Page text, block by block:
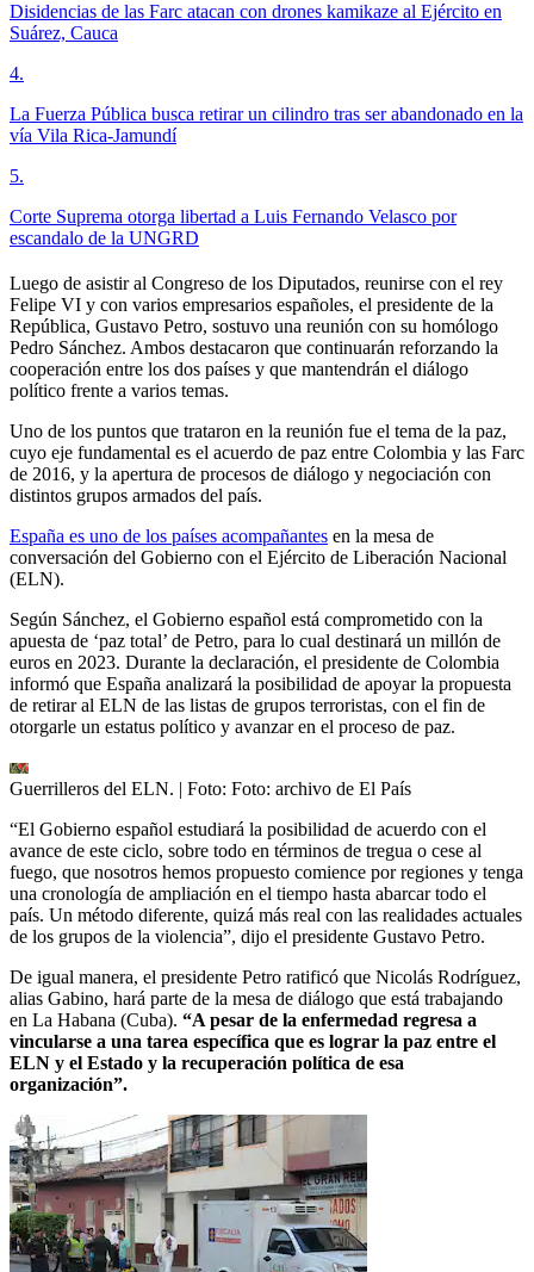
Disidencias de las Farc atacan con drones kamikaze al Ejército en
Suárez, Cauca
4.
La Fuerza Pública busca retirar un cilindro tras ser abandonado en la
vía Vila Rica-Jamundí
5.
Corte Suprema otorga libertad a Luis Fernando Velasco por
escandalo de la UNGRD
Luego de asistir al Congreso de los Diputados, reunirse con el rey
Felipe VI y con varios empresarios españoles, el presidente de la
República, Gustavo Petro, sostuvo una reunión con su homólogo
Pedro Sánchez. Ambos destacaron que continuarán reforzando la
cooperación entre los dos países y que mantendrán el diálogo
político frente a varios temas.
Uno de los puntos que trataron en la reunión fue el tema de la paz,
cuyo eje fundamental es el acuerdo de paz entre Colombia y las Farc
de 2016, y la apertura de procesos de diálogo y negociación con
distintos grupos armados del país.
España es uno de los países acompañantes en la mesa de
conversación del Gobierno con el Ejército de Liberación Nacional
(ELN).
Según Sánchez, el Gobierno español está comprometido con la
apuesta de ‘paz total’ de Petro, para lo cual destinará un millón de
euros en 2023. Durante la declaración, el presidente de Colombia
informó que España analizará la posibilidad de apoyar la propuesta
de retirar al ELN de las listas de grupos terroristas, con el fin de
otorgarle un estatus político y avanzar en el proceso de paz.
Guerrilleros del ELN. | Foto: Foto: archivo de El País
“El Gobierno español estudiará la posibilidad de acuerdo con el
avance de este ciclo, sobre todo en términos de tregua o cese al
fuego, que nosotros hemos propuesto comience por regiones y tenga
una cronología de ampliación en el tiempo hasta abarcar todo el
país. Un método diferente, quizá más real con las realidades actuales
de los grupos de la violencia”, dijo el presidente Gustavo Petro.
De igual manera, el presidente Petro ratificó que Nicolás Rodríguez,
alias Gabino, hará parte de la mesa de diálogo que está trabajando
en La Habana (Cuba). “A pesar de la enfermedad regresa a
vincularse a una tarea específica que es lograr la paz entre el
ELN y el Estado y la recuperación política de esa
organización”.